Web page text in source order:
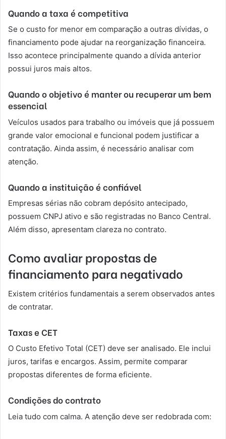
Quando a taxa é competitiva
Se o custo for menor em comparação a outras dívidas, o
financiamento pode ajudar na reorganização financeira.
Isso acontece principalmente quando a dívida anterior
possui juros mais altos.
Quando o objetivo é manter ou recuperar um bem
essencial
Veículos usados para trabalho ou imóveis que já possuem
grande valor emocional e funcional podem justificar a
contratação. Ainda assim, é necessário analisar com
atenção.
Quando a instituição é confiável
Empresas sérias não cobram depósito antecipado,
possuem CNPJ ativo e são registradas no Banco Central.
Além disso, apresentam clareza no contrato.
Como avaliar propostas de
financiamento para negativado
Existem critérios fundamentais a serem observados antes
de contratar.
Taxas e CET
O Custo Efetivo Total (CET) deve ser analisado. Ele inclui
juros, tarifas e encargos. Assim, permite comparar
propostas diferentes de forma eficiente.
Condições do contrato
Leia tudo com calma. A atenção deve ser redobrada com: